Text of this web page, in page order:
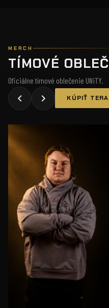
MERCH
TÍMOVÉ
Oficiálne tímové oblečenie UNiTY.
KÚPIŤ